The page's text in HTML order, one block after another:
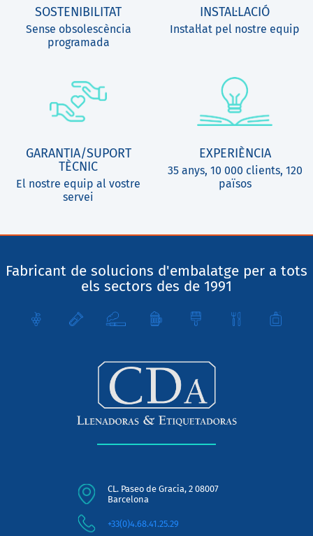
SOSTENIBILITAT
Sense obsolescència
programada
INSTAL·LACIÓ
Instal·lat pel nostre equip
GARANTIA/SUPORT
TÈCNIC
El nostre equip al vostre
servei
EXPERIÈNCIA
35 anys, 10 000 clients, 120
països
Fabricant de solucions d'embalatge per a tots
els sectors des de 1991
CL. Paseo de Gracia, 2 08007
Barcelona
+33(0)4.68.41.25.29